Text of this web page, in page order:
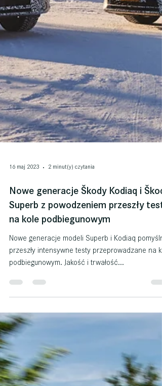
Nowe generacje Škody Kodiaq i
Superb z powodzeniem przeszły
na kole podbiegunowym
Nowe generacje modeli Superb i Kodiaq
przeszły intensywne testy przeprowadzane na
podbiegunowym. Jakość i trwałość...